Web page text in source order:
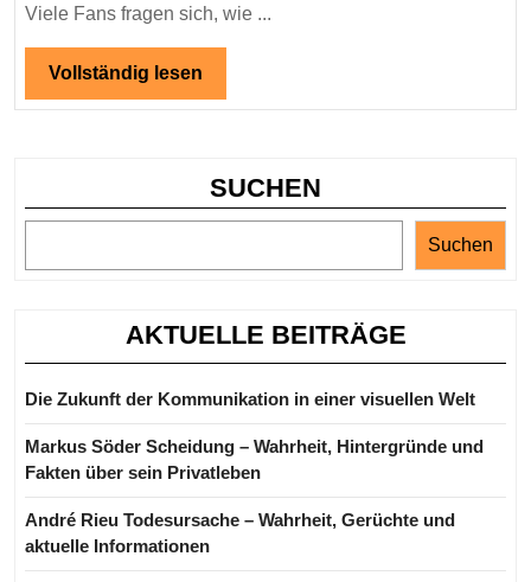
Viele Fans fragen sich, wie ...
Vollständig lesen
lesen
SUCHEN
Suchen
AKTUELLE BEITRÄGE
Die Zukunft der Kommunikation in einer visuellen Welt
Markus Söder Scheidung – Wahrheit, Hintergründe und
Fakten über sein Privatleben
André Rieu Todesursache – Wahrheit, Gerüchte und
aktuelle Informationen